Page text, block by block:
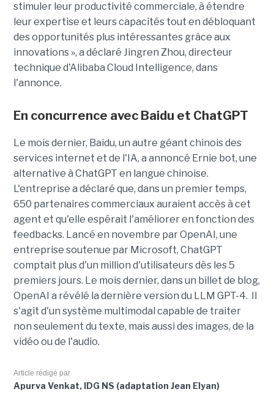
stimuler leur productivité commerciale, à étendre
leur expertise et leurs capacités tout en débloquant
des opportunités plus intéressantes grâce aux
innovations », a déclaré Jingren Zhou, directeur
technique d'Alibaba Cloud Intelligence, dans
l'annonce.
En concurrence avec Baidu et ChatGPT
Le mois dernier, Baidu, un autre géant chinois des
services internet et de l'IA, a annoncé Ernie bot, une
alternative à ChatGPT en langue chinoise.
L'entreprise a déclaré que, dans un premier temps,
650 partenaires commerciaux auraient accès à cet
agent et qu'elle espérait l'améliorer en fonction des
feedbacks. Lancé en novembre par OpenAI, une
entreprise soutenue par Microsoft, ChatGPT
comptait plus d'un million d'utilisateurs dès les 5
premiers jours. Le mois dernier, dans un billet de blog,
OpenAI a révélé la dernière version du LLM GPT-4. Il
s'agit d'un système multimodal capable de traiter
non seulement du texte, mais aussi des images, de la
vidéo ou de l'audio.
Article rédigé par
Apurva Venkat, IDG NS (adaptation Jean Elyan)